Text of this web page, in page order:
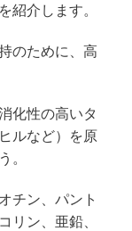
紹介します。
のために、高
化性の高いタ
ルなど）を原
。
チン、パント
リン、亜鉛、